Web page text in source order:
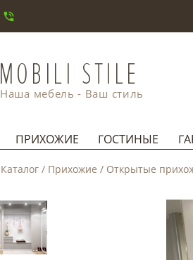
Наша мебель - Ваш стиль
ПРИХОЖИЕ ГОСТИНЫЕ
Каталог / Прихожие / Открытые